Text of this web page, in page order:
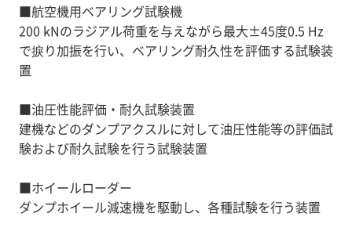
■航空機用ベアリング試験機
200 kNのラジアル荷重を与えながら最大±45度0.5 Hz
で捩り加振を行い、ベアリング耐久性を評価する試験装
置
■油圧性能評価・耐久試験装置
建機などのダンプアクスルに対して油圧性能等の評価試
験および耐久試験を行う試験装置
■ホイールローダー
ダンプホイール減速機を駆動し、各種試験を行う装置